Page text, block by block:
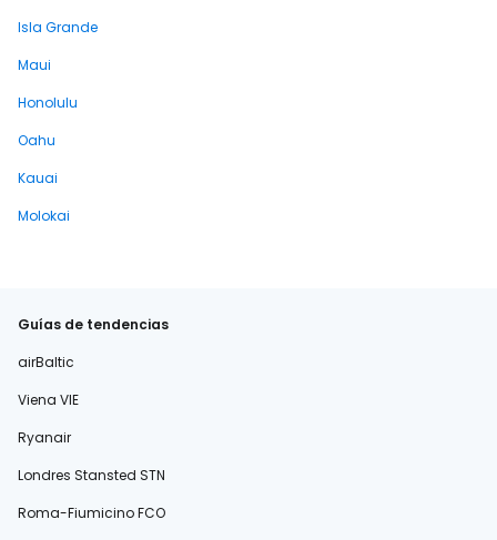
Isla Grande
Maui
Honolulu
Oahu
Kauai
Molokai
Guías de tendencias
airBaltic
Viena VIE
Ryanair
Londres Stansted STN
Roma-Fiumicino FCO